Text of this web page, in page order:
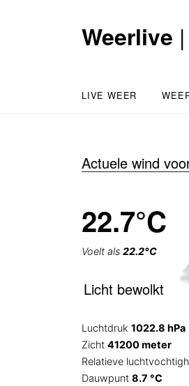
Weerlive
LIVE WEER
Actuele wind
22.7°C
Voelt als 22.2°C
Licht bewolkt
Luchtdruk 1022.8 hPa
Zicht 41200 meter
Relatieve
Dauwpunt 8.7 °C